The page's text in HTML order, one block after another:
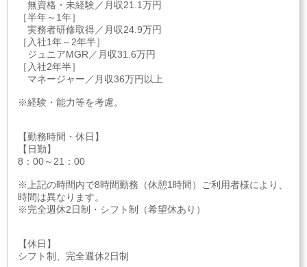
無資格・未経験／月収21.1万円
［半年～1年］
実務者研修取得／月収24.9万円
［入社1年～2年半］
ジュニアMGR／月収31.6万円
［入社2年半］
マネージャー／月収36万円以上
※経験・能力等を考慮。
【勤務時間・休日】
【日勤】
8：00～21：00
※上記の時間内で8時間勤務（休憩1時間）ご利用者様により、
時間は異なります。
※完全週休2日制・シフト制（希望休あり）
【休日】
シフト制、完全週休2日制